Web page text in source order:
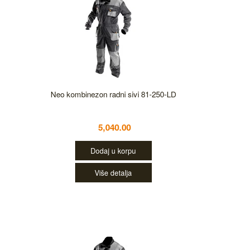
Neo kombinezon radni sivi 81-250-LD
5,040.00
Dodaj u korpu
Više detalja